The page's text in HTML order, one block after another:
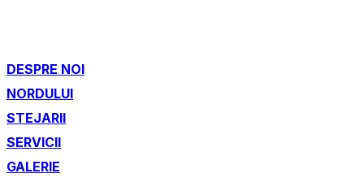
DESPRE NOI
NORDULUI
STEJARII
SERVICII
GALERIE